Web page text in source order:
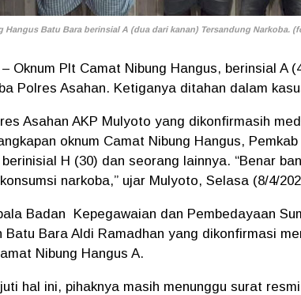
Hangus Batu Bara berinsial A (dua dari kanan) Tersandung Narkoba.
– Oknum Plt Camat Nibung Hangus, berinsial A
Polres Asahan. Ketiganya ditahan dalam
Asahan AKP Mulyoto yang dikonfirmasih
oknum Camat Nibung Hangus,
H (30) dan seorang lainnya. “Benar
narkoba,” ujar Mulyoto, Selasa (8/4/
Badan Kepegawaian dan Pembedayaan
Batu Bara Aldi Ramadhan yang dikonfirmasi
Nibung Hangus A.
hal ini, pihaknya masih menunggu surat